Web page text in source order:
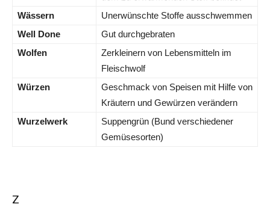
Wässern
Unerwünschte Stoffe ausschwemmen
Well Done
Gut durchgebraten
Wolfen
Zerkleinern von Lebensmitteln im
Fleischwolf
Würzen
Geschmack von Speisen mit Hilfe von
Kräutern und Gewürzen verändern
Wurzelwerk
Suppengrün (Bund verschiedener
Gemüsesorten)
Z